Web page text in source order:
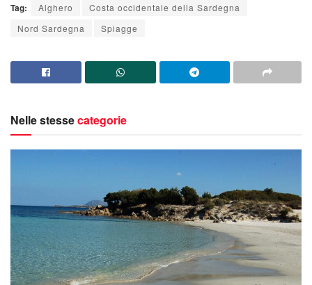
Tag: Alghero
Costa occidentale della Sardegna
Nord Sardegna
Spiagge
Nelle stessecategorie